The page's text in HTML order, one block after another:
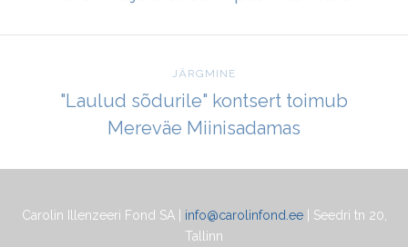
JÄRGMINE
"Laulud sõdurile" kontsert toimub
Mereväe Miinisadamas
Carolin Illenzeeri Fond SA | info@carolinfond.ee| Seedri tn 20,
Tallinn